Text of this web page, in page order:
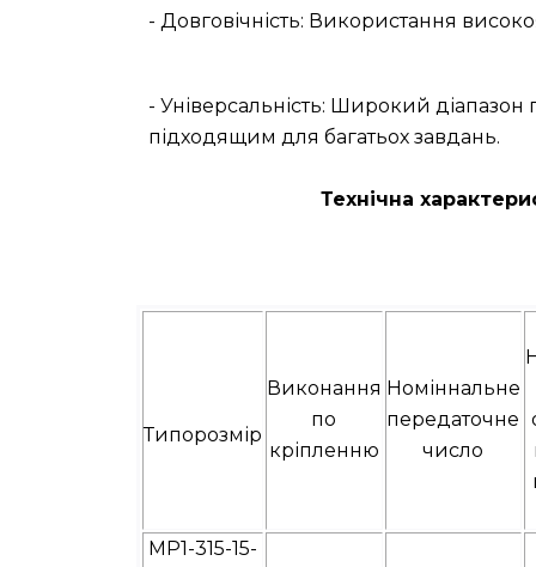
- Довговічність: Використання
- Універсальність: Широкий
підходящим для багатьох завдань.
Технічна
Типорозмір
Виконання
по
кріпленню
Номіннальне
передаточне
число
МР1-315-15-